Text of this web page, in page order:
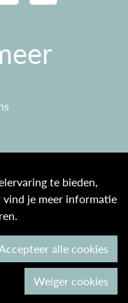
te bieden,
vind je meer informatie
alle cookies
Weiger cookies